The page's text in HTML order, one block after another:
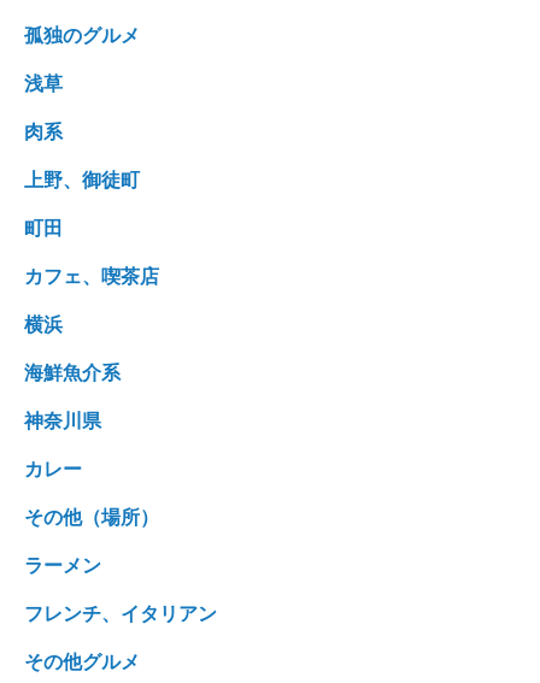
孤独のグルメ
浅草
肉系
上野、御徒町
町田
カフェ、喫茶店
横浜
海鮮魚介系
神奈川県
カレー
その他（場所）
ラーメン
フレンチ、イタリアン
その他グルメ